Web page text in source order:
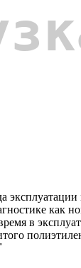
эксплуатации
как
в